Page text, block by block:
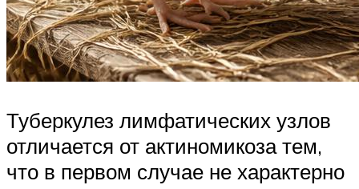
Туберкулез лимфатических узлов
отличается от актиномикоза тем,
что в первом случае не характерно